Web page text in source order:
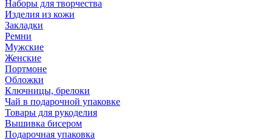
Наборы для творчества
Изделия из кожи
Закладки
Ремни
Мужские
Женские
Портмоне
Обложки
Ключницы, брелоки
Чай в подарочной упаковке
Товары для рукоделия
Вышивка бисером
Подарочная упаковка